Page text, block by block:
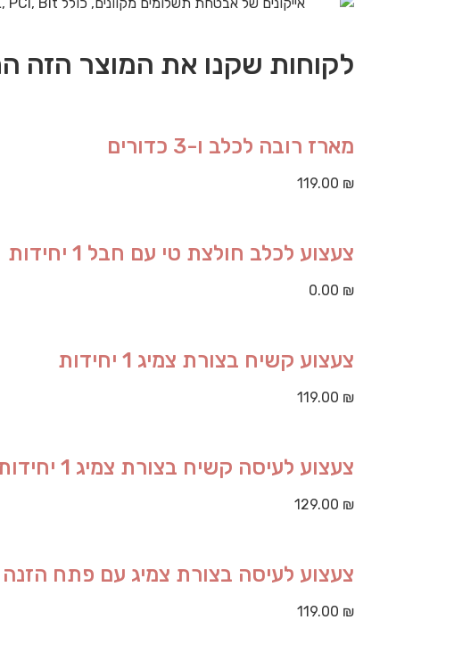
לקוחות שקנו את המוצר הזה
מארז רובה לכלב ו-3 כדורים
119.00 ₪
צעצוע לכלב חולצת טי עם חבל 1 יחידות
0.00 ₪
צעצוע קשיח בצורת צמיג 1 יחידות
119.00 ₪
צעצוע לעיסה קשיח בצורת צמיג 1 יחידות
129.00 ₪
צעצוע לעיסה בצורת צמיג עם פתח הזנה 1 יחידות
119.00 ₪